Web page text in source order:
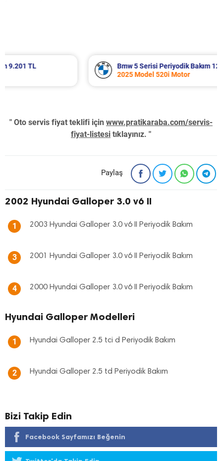
Bmw 5 Serisi Periyodik Bakım 12.359 TL
2025 Model 520i Motor
" Oto servis fiyat teklifi için www.pratikaraba.com/servis-
fiyat-listesi tıklayınız. "
Paylaş
2002 Hyundai Galloper 3.0 v6 II
1 2003 Hyundai Galloper 3.0 v6 II Periyodik Bakım
3 2001 Hyundai Galloper 3.0 v6 II Periyodik Bakım
4 2000 Hyundai Galloper 3.0 v6 II Periyodik Bakım
Hyundai Galloper Modelleri
1 Hyundai Galloper 2.5 tci d Periyodik Bakım
2 Hyundai Galloper 2.5 td Periyodik Bakım
Bizi Takip Edin
Facebook Sayfamızı Beğenin